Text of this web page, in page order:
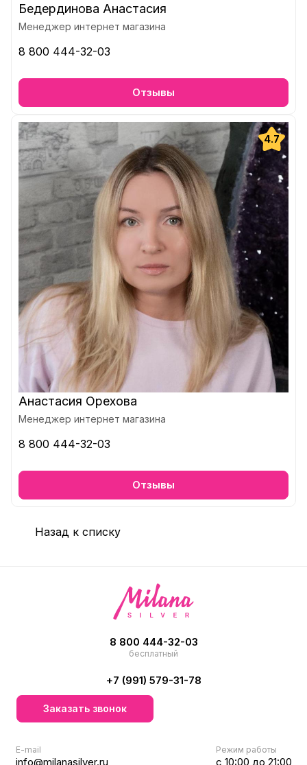
Бедердинова Анастасия
Менеджер интернет магазина
8 800 444-32-03
Отзывы
4.7
Анастасия Орехова
Менеджер интернет магазина
8 800 444-32-03
Отзывы
Назад к списку
8 800 444-32-03
бесплатный
+7 (991) 579-31-78
Заказать звонок
E-mail
info@milanasilver.ru
Режим работы
с 10:00 до 21:00